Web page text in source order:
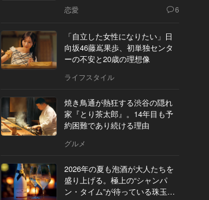
恋愛 6
「自立した女性になりたい」日
向坂46藤嶌果歩、初単独センタ
ーの不安と20歳の理想像
ライフスタイル
焼き鳥通が熱狂する渋谷の隠れ
家『とり茶太郎』。14年目も予
約困難であり続ける理由
グルメ
2026年の夏も泡酒が大人たちを
盛り上げる。極上の“シャンパ
ン・タイム”が待っている珠玉の